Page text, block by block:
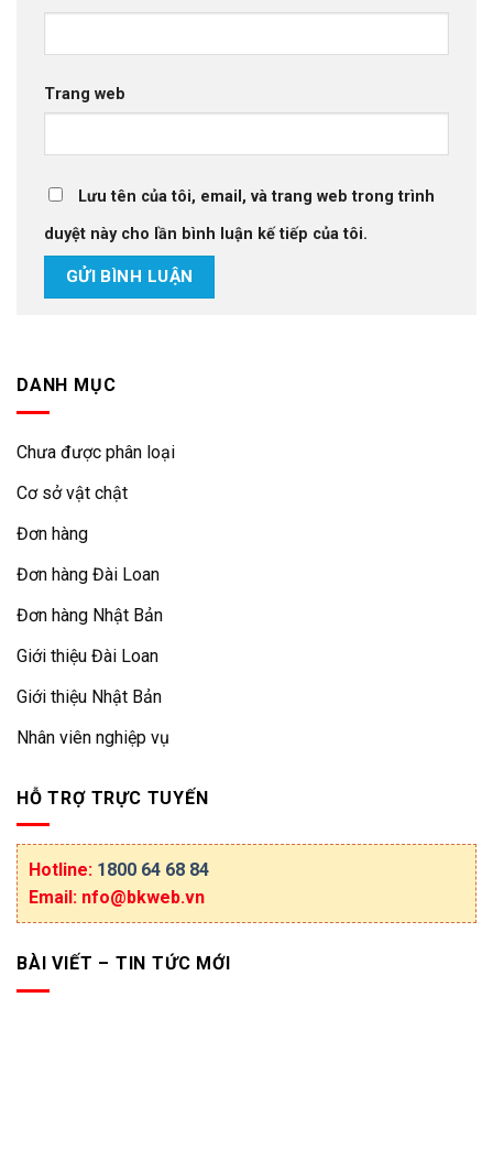
Trang web
Lưu tên của tôi, email, và trang web trong trình
duyệt này cho lần bình luận kế tiếp của tôi.
DANH MỤC
Chưa được phân loại
Cơ sở vật chật
Đơn hàng
Đơn hàng Đài Loan
Đơn hàng Nhật Bản
Giới thiệu Đài Loan
Giới thiệu Nhật Bản
Nhân viên nghiệp vụ
HỖ TRỢ TRỰC TUYẾN
Hotline: 1800 64 68 84
Email: nfo@bkweb.vn
BÀI VIẾT – TIN TỨC MỚI